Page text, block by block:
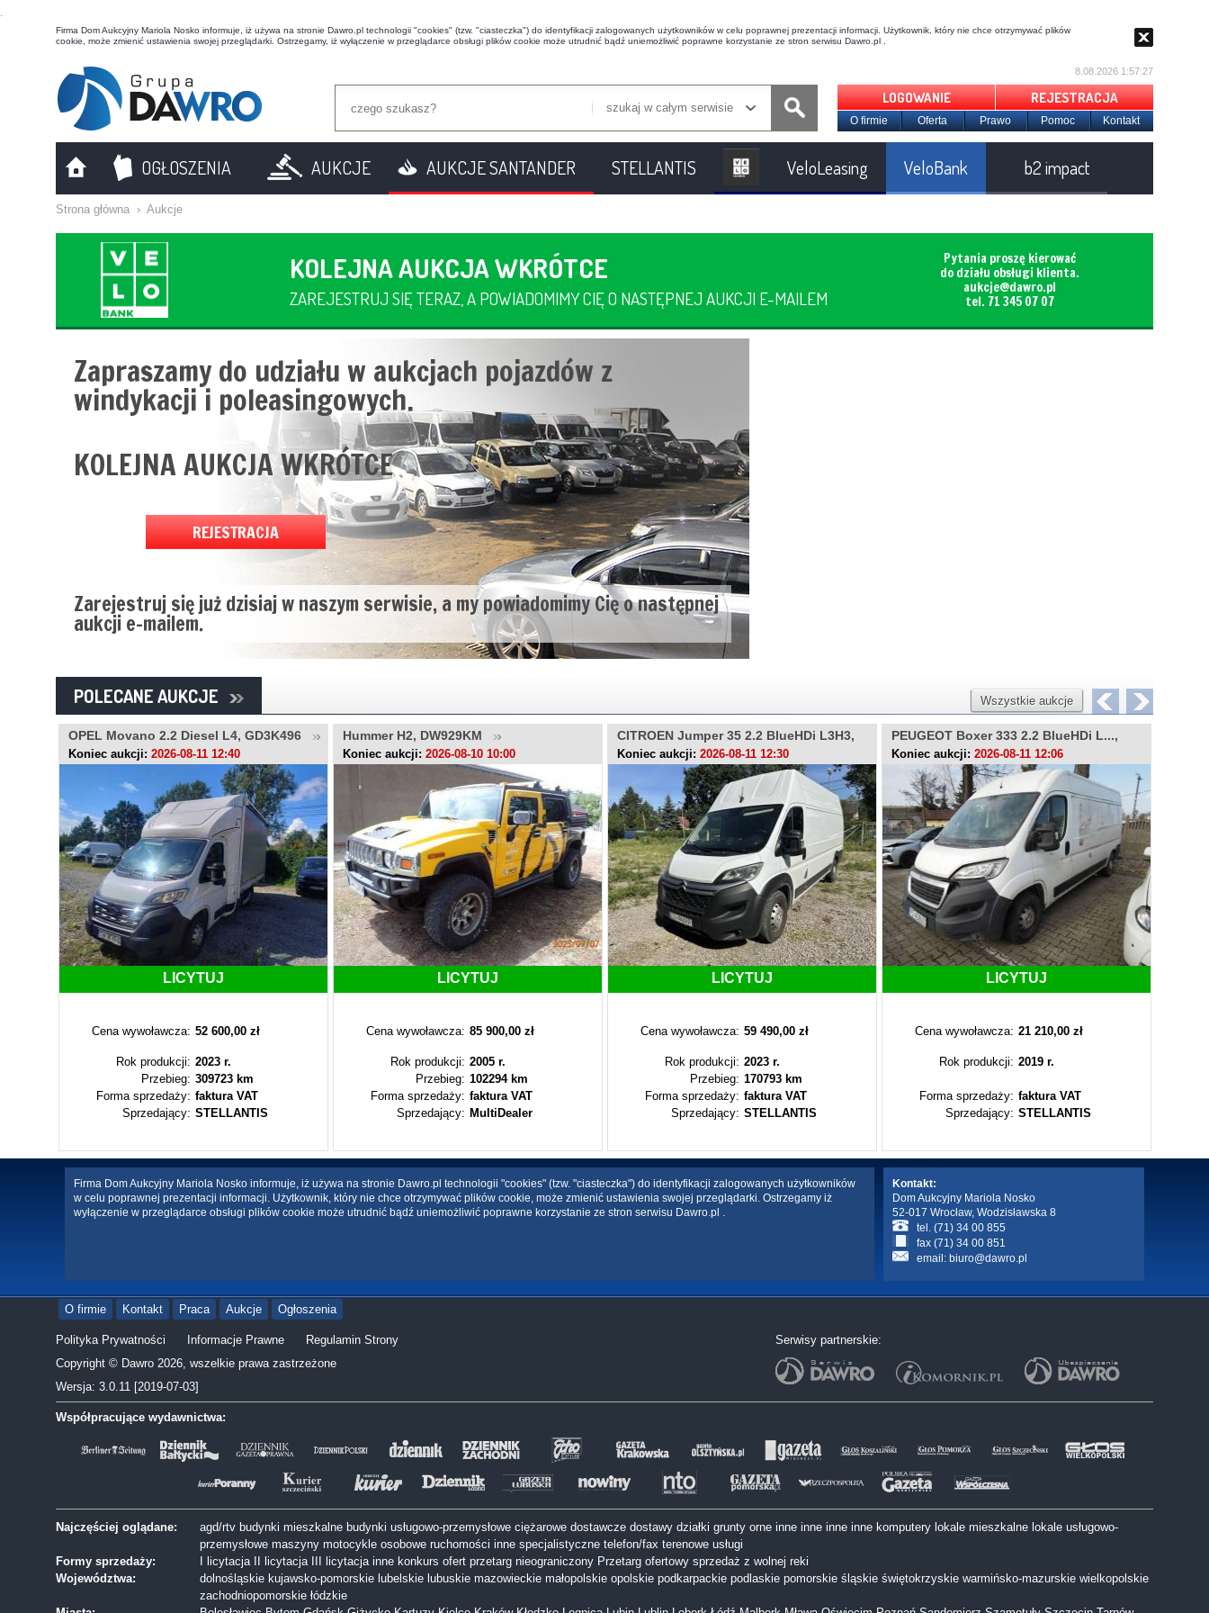
t
Firma Dom Aukcyjny Mariola Nosko informuje, iż używa na stronie Dawro.pl technologii "cookies" (tzw. "ciasteczka") do identyfikacji zalogowanych użytkowników w celu poprawnej prezentacji informacji. Użytkownik, który nie chce otrzymywać plików
cookie, może zmienić ustawienia swojej przeglądarki. Ostrzegamy, iż wyłączenie w przeglądarce obsługi plików cookie może utrudnić bądź uniemożliwić poprawne korzystanie ze stron serwisu Dawro.pl .
szukaj w całym serwisie
8.08.2026 1:57:28
LOGOWANIE REJESTRACJA
O firmie Oferta Prawo Pomoc Kontakt
OGŁOSZENIA AUKCJE AUKCJE SANTANDER STELLANTIS VeloLeasing VeloBank b2 impact
Strona główna › Aukcje
KOLEJNA AUKCJA WKRÓTCE
ZAREJESTRUJ SIĘ TERAZ, A POWIADOMIMY CIĘ O NASTĘPNEJ AUKCJI E-MAILEM
Pytania proszę kierować
do działu obsługi klienta.
aukcje@dawro.pl
tel. 71 345 07 07
Zapraszamy do udziału w aukcjach pojazdów z
windykacji i poleasingowych.
KOLEJNA AUKCJA WKRÓTCE
REJESTRACJA
Zarejestruj się już dzisiaj w naszym serwisie, a my powiadomimy Cię o następnej
aukcji e-mailem.
POLECANE AUKCJE Wszystkie aukcje
OPEL Movano 2.2 Diesel L4, GD3K496
Koniec aukcji: 2026-08-11 12:40
LICYTUJ
Cena wywoławcza: 52 600,00 zł
Rok produkcji: 2023 r.
Przebieg: 309723 km
Forma sprzedaży: faktura VAT
Sprzedający: STELLANTIS
Hummer H2, DW929KM
Koniec aukcji: 2026-08-10 10:00
LICYTUJ
Cena wywoławcza: 85 900,00 zł
Rok produkcji: 2005 r.
Przebieg: 102294 km
Forma sprzedaży: faktura VAT
Sprzedający: MultiDealer
CITROEN Jumper 35 2.2 BlueHDi L3H3,
LU446RR
Koniec aukcji: 2026-08-11 12:30
LICYTUJ
Cena wywoławcza: 59 490,00 zł
Rok produkcji: 2023 r.
Przebieg: 170793 km
Forma sprzedaży: faktura VAT
Sprzedający: STELLANTIS
PEUGEOT Boxer 333 2.2 BlueHDi L...,
PZ408UU
Koniec aukcji: 2026-08-11 12:06
LICYTUJ
Cena wywoławcza: 21 210,00 zł
Rok produkcji: 2019 r.
Forma sprzedaży: faktura VAT
Sprzedający: STELLANTIS
Firma Dom Aukcyjny Mariola Nosko informuje, iż używa na stronie Dawro.pl technologii "cookies" (tzw. "ciasteczka") do identyfikacji zalogowanych użytkowników
w celu poprawnej prezentacji informacji. Użytkownik, który nie chce otrzymywać plików cookie, może zmienić ustawienia swojej przeglądarki. Ostrzegamy iż
wyłączenie w przeglądarce obsługi plików cookie może utrudnić bądź uniemożliwić poprawne korzystanie ze stron serwisu Dawro.pl .
Kontakt:
Dom Aukcyjny Mariola Nosko
52-017 Wrocław, Wodzisławska 8
tel. (71) 34 00 855
fax (71) 34 00 851
email: biuro@dawro.pl
O firmie Kontakt Praca Aukcje Ogłoszenia
Polityka Prywatności Informacje Prawne
Regulamin Strony
Copyright © Dawro 2026, wszelkie prawa zastrzeżone
Wersja: 3.0.11 [2019-07-03]
Serwisy partnerskie:
Współpracujące wydawnictwa:
Najczęściej oglądane: agd/rtv budynki mieszkalne budynki usługowo-przemysłowe ciężarowe dostawcze dostawy działki grunty orne inne inne inne inne komputery lokale mieszkalne lokale usługowo-
przemysłowe maszyny motocykle osobowe ruchomości inne specjalistyczne telefon/fax terenowe usługi
Formy sprzedaży:
I licytacja II licytacja III licytacja inne konkurs ofert przetarg nieograniczony Przetarg ofertowy sprzedaż z wolnej reki
Województwa:
dolnośląskie kujawsko-pomorskie lubelskie lubuskie mazowieckie małopolskie opolskie podkarpackie podlaskie pomorskie śląskie świętokrzyskie warmińsko-mazurskie wielkopolskie
zachodniopomorskie łódzkie